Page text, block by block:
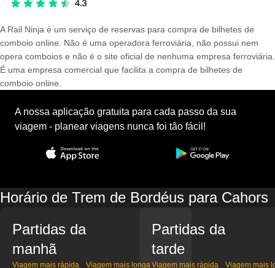
A Rail Ninja é um serviço de reservas para compra de bilhetes de
comboio online. Não é uma operadora ferroviária, não possui nem
opera comboios e não é o site oficial de nenhuma empresa ferroviária.
É uma empresa comercial que facilita a compra de bilhetes de
comboio online.
A nossa aplicação gratuita para cada passo da sua
viagem - planear viagens nunca foi tão fácil!
Horário de Trem de Bordéus para Cahors
Partidas da
manhã
Viagem mais rápida Viagem mais longa
Partidas da
tarde
Viagem mais rápida Viagem mais